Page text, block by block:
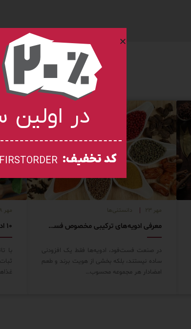
مهر ۲۳ دانستنی‌ها
معرفی ادویه‌های ترکیبی مخصوص فست فودها
در صنعت فست‌فود، ادویه‌ها فقط یک افزودنی
ساده نیستند، بلکه بخشی از هویت برند و طعم
امضادار هر مجموعه محسوب…
مهر ۸
با
در اولین
کد تخفیف: FIRSTORDER